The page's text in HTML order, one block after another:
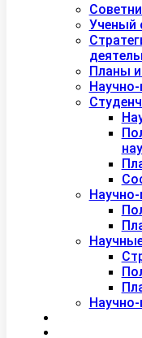
Ученый
Планы
Научно-
Научно-